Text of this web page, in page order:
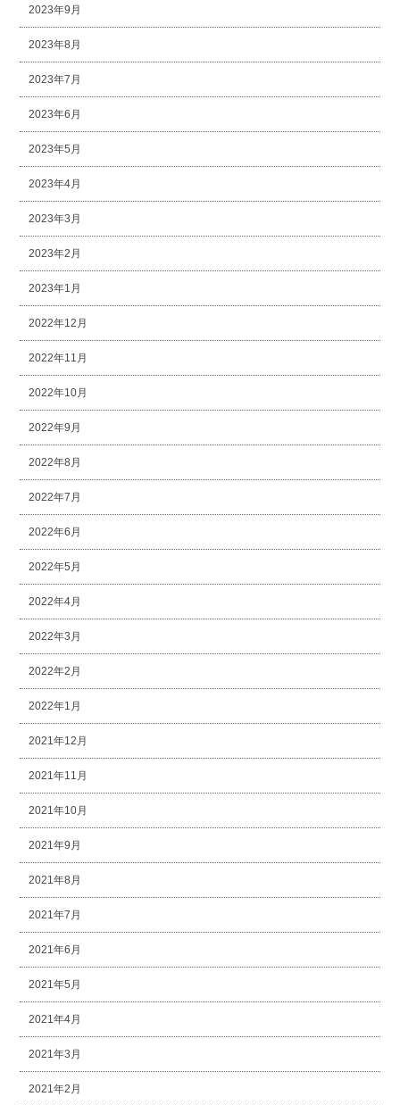
2023年9月
2023年8月
2023年7月
2023年6月
2023年5月
2023年4月
2023年3月
2023年2月
2023年1月
2022年12月
2022年11月
2022年10月
2022年9月
2022年8月
2022年7月
2022年6月
2022年5月
2022年4月
2022年3月
2022年2月
2022年1月
2021年12月
2021年11月
2021年10月
2021年9月
2021年8月
2021年7月
2021年6月
2021年5月
2021年4月
2021年3月
2021年2月